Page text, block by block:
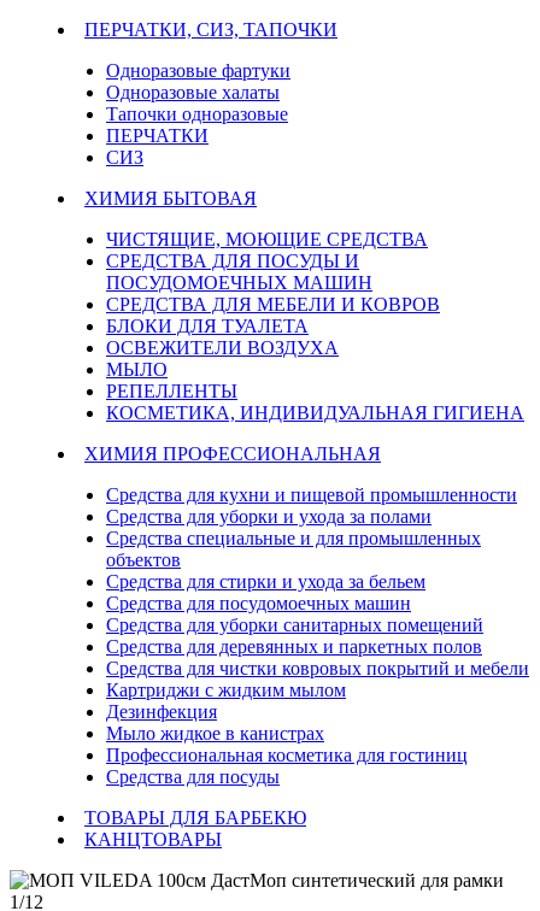
ПЕРЧАТКИ, СИЗ, ТАПОЧКИ
Одноразовые фартуки
Одноразовые халаты
Тапочки одноразовые
ПЕРЧАТКИ
СИЗ
ХИМИЯ БЫТОВАЯ
ЧИСТЯЩИЕ, МОЮЩИЕ СРЕДСТВА
СРЕДСТВА ДЛЯ ПОСУДЫ И
ПОСУДОМОЕЧНЫХ МАШИН
СРЕДСТВА ДЛЯ МЕБЕЛИ И КОВРОВ
БЛОКИ ДЛЯ ТУАЛЕТА
ОСВЕЖИТЕЛИ ВОЗДУХА
МЫЛО
РЕПЕЛЛЕНТЫ
КОСМЕТИКА, ИНДИВИДУАЛЬНАЯ ГИГИЕНА
ХИМИЯ ПРОФЕССИОНАЛЬНАЯ
Средства для кухни и пищевой промышленности
Средства для уборки и ухода за полами
Средства специальные и для промышленных
объектов
Средства для стирки и ухода за бельем
Средства для посудомоечных машин
Средства для уборки санитарных помещений
Средства для деревянных и паркетных полов
Средства для чистки ковровых покрытий и мебели
Картриджи с жидким мылом
Дезинфекция
Мыло жидкое в канистрах
Профессиональная косметика для гостиниц
Средства для посуды
ТОВАРЫ ДЛЯ БАРБЕКЮ
КАНЦТОВАРЫ